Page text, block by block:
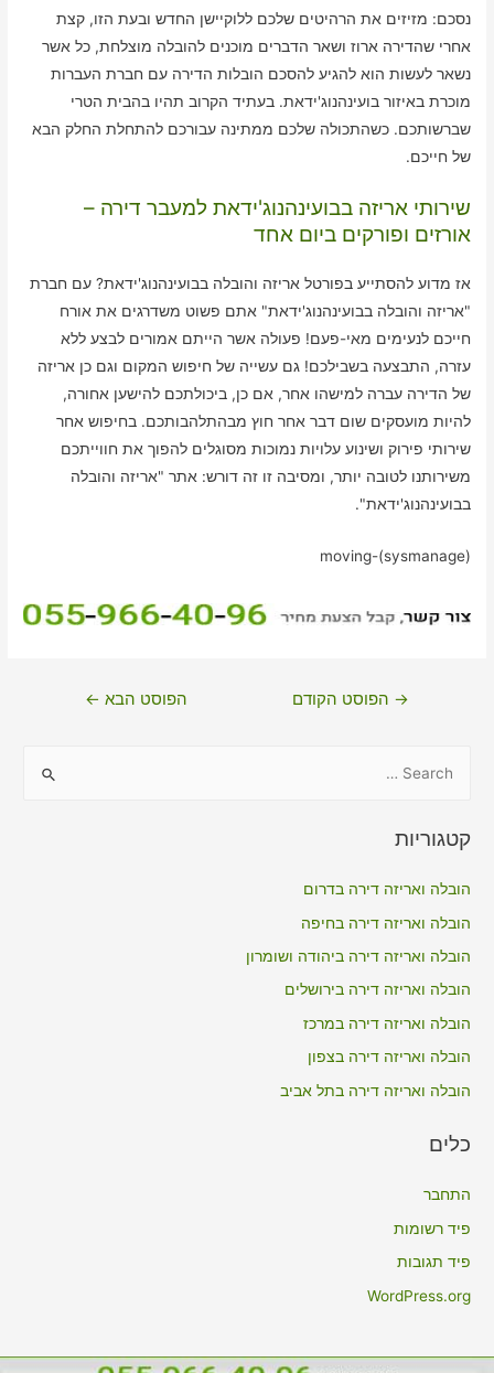
נסכם: מזיזים את הרהיטים שלכם ללוקיישן החדש ובעת הזו, קצת
אחרי שהדירה ארוז ושאר הדברים מוכנים להובלה מוצלחת, כל אשר
נשאר לעשות הוא להגיע להסכם הובלות הדירה עם חברת העברות
מוכרת באיזור בועינהנוג'ידאת. בעתיד הקרוב תהיו בהבית הטרי
שברשותכם. כשהתכולה שלכם ממתינה עבורכם להתחלת החלק הבא
של חייכם.
שירותי אריזה בבועינהנוג'ידאת למעבר דירה –
אורזים ופורקים ביום אחד
אז מדוע להסתייע בפורטל אריזה והובלה בבועינהנוג'ידאת? עם חברת
"אריזה והובלה בבועינהנוג'ידאת" אתם פשוט משדרגים את אורח
חייכם לנעימים מאי-פעם! פעולה אשר הייתם אמורים לבצע ללא
עזרה, התבצעה בשבילכם! גם עשייה של חיפוש המקום וגם כן אריזה
של הדירה עברה למישהו אחר, אם כן, ביכולתכם להישען אחורה,
להיות מועסקים שום דבר אחר חוץ מבהתלהבותכם. בחיפוש אחר
שירותי פירוק ושינוע עלויות נמוכות מסוגלים להפוך את חווייתכם
משירותנו לטובה יותר, ומסיבה זו זה דורש: אתר "אריזה והובלה
בבועינהנוג'ידאת".
moving-(sysmanage)
ניווט→ הפוסט הקודם הפוסט הבא ←
r
o
r
:
קטגוריות
הובלה ואריזה דירה בדרום
הובלה ואריזה דירה בחיפה
הובלה ואריזה דירה ביהודה ושומרון
הובלה ואריזה דירה בירושלים
הובלה ואריזה דירה במרכז
הובלה ואריזה דירה בצפון
הובלה ואריזה דירה בתל אביב
כלים
התחבר
פיד רשומות
פיד תגובות
WordPress.org